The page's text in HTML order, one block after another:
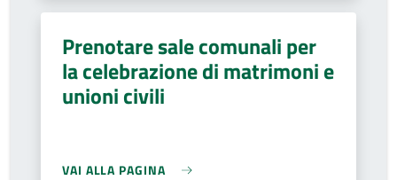
Prenotare sale comunali per
la celebrazione di matrimoni e
unioni civili
VAI ALLA PAGINA